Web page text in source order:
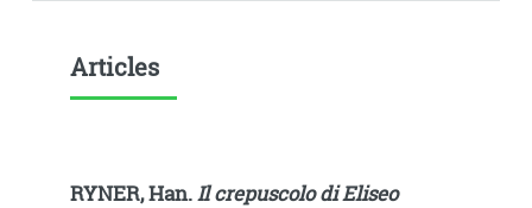
Articles
RYNER, Han.Il crepuscolo di Eliseo